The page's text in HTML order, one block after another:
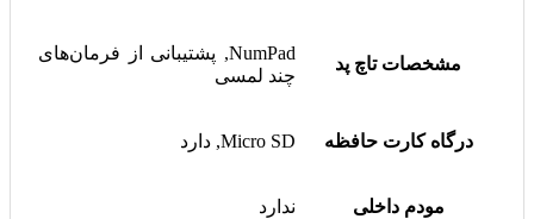
مشخصات تاچ پد
NumPad, پشتیبانی از فرمان‌های
چند لمسی
درگاه کارت حافظه Micro SD, دارد
مودم داخلی ندارد